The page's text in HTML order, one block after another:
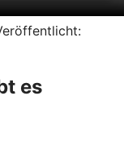
es